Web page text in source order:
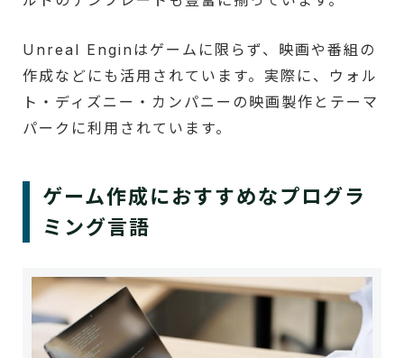
Unreal Enginはゲームに限らず、映画や番組の
作成などにも活用されています。実際に、ウォル
ト・ディズニー・カンパニーの映画製作とテーマ
パークに利用されています。
ゲーム作成におすすめなプログラ
ミング言語